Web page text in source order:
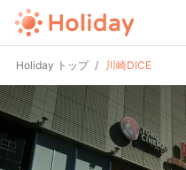
Holiday トップ 川崎DICE